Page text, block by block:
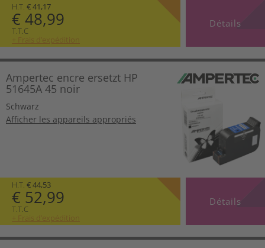
H.T. € 41,17
€ 48,99
T.T.C
+ Frais d’expédition
Détails
Ampertec encre ersetzt HP
51645A 45 noir
Schwarz
Afficher les appareils appropriés
H.T. € 44,53
€ 52,99
T.T.C
+ Frais d’expédition
Détails